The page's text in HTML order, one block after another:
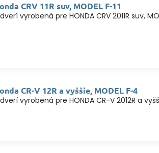
CRV 11R suv, MODEL F-11
vyrobená pre HONDA CRV 2011R suv,
CR-V 12R a vyššie, MODEL F-4
vyrobená pre HONDA CR-V 2012R a